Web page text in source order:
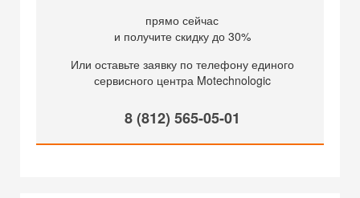
прямо сейчас
и получите скидку до 30%
Или оставьте заявку по телефону единого
сервисного центра Motechnologic
8 (812) 565-05-01